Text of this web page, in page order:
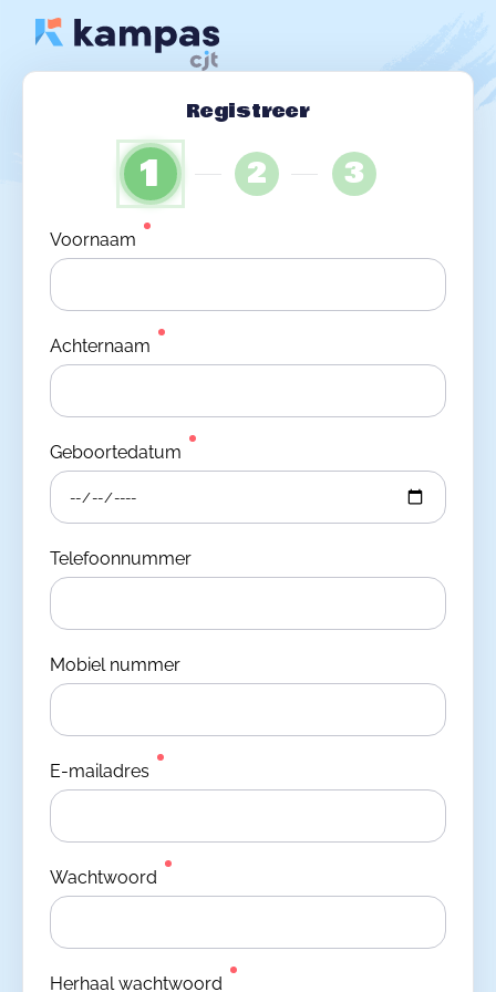
Registreer
1 2 3
Voornaam
Achternaam
Geboortedatum
Telefoonnummer
Mobiel nummer
E-mailadres
Wachtwoord
Herhaal wachtwoord